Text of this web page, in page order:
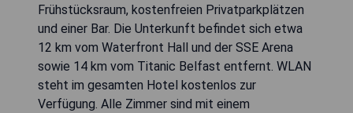
Frühstücksraum, kostenfreien Privatparkplätzen
und einer Bar. Die Unterkunft befindet sich etwa
12 km vom Waterfront Hall und der SSE Arena
sowie 14 km vom Titanic Belfast entfernt. WLAN
steht im gesamten Hotel kostenlos zur
Verfügung. Alle Zimmer sind mit einem